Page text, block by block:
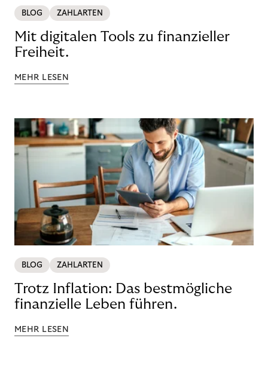
BLOG ZAHLARTEN
Mit digitalen Tools zu finanzieller
Freiheit.
MEHR LESEN
BLOG ZAHLARTEN
Trotz Inflation: Das bestmögliche
finanzielle Leben führen.
MEHR LESEN